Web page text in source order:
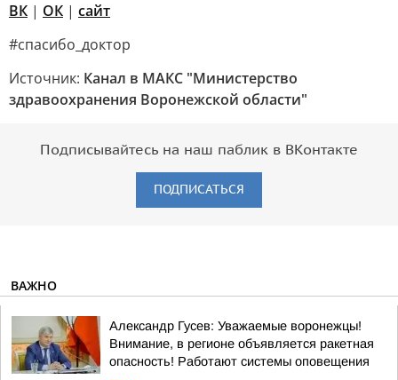
ВК | ОК | сайт
#спасибо_доктор
Источник: Канал в МАКС "Министерство
здравоохранения Воронежской области"
Подписывайтесь на наш паблик в ВКонтакте
ПОДПИСАТЬСЯ
ВАЖНО
Александр Гусев: Уважаемые воронежцы!
Внимание, в регионе объявляется ракетная
опасность! Работают системы оповещения